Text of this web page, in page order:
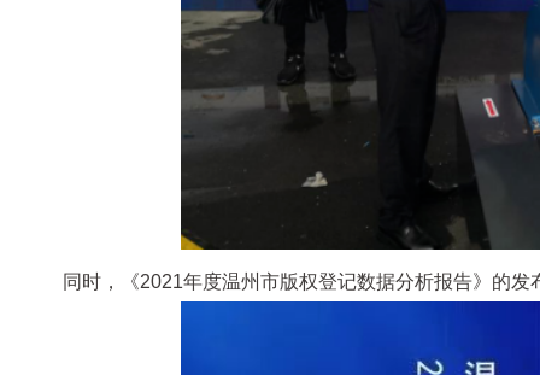
同时，《2021年度温州市版权登记数据分析报告》的